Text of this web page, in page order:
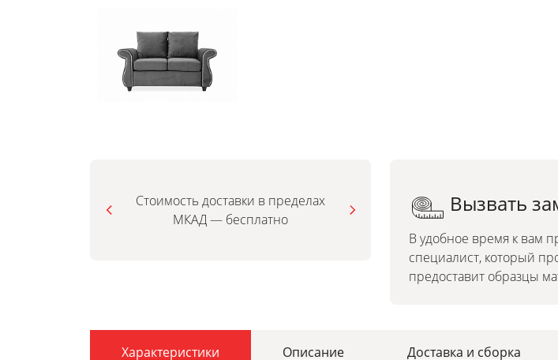
Стоимость доставки в пределах
МКАД — бесплатно
Можно заказать
индивидуальным
Вызвать
В удобное время к вам
специалист, который
предоставит образцы
Характеристики Описание Доставка и сборка